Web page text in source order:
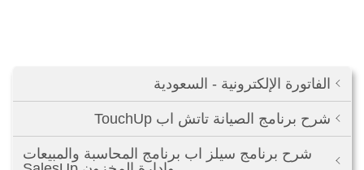
الفاتورة الإلكترونية - السعودية
شرح برنامج الصيانة تاتش اب TouchUp
شرح برنامج سيلز اب برنامج المحاسبة والمبيعات